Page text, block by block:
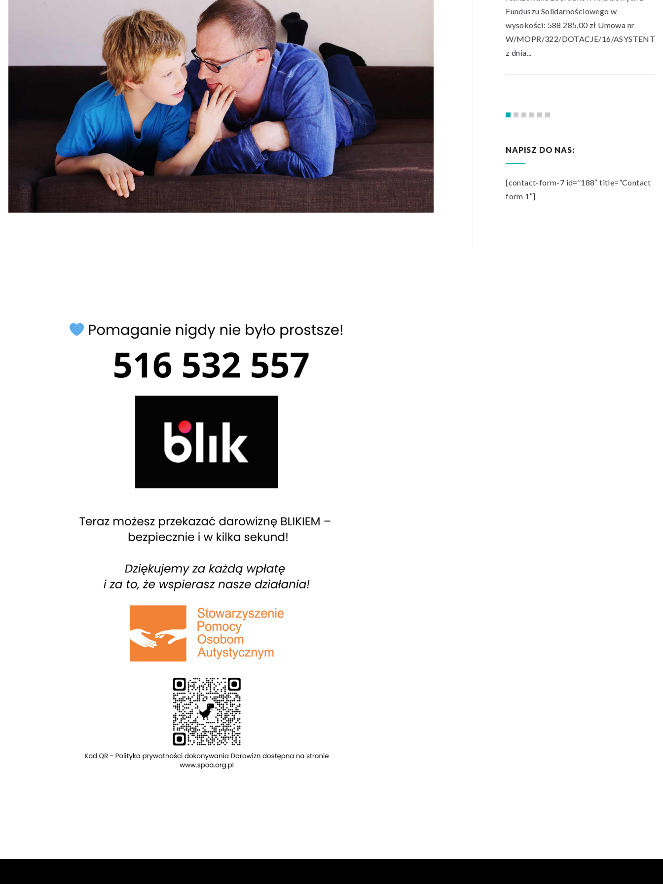
poszczególnych potrzeb wynikających z
rodzaju schorzenia – autyzmu”. Czas
realizacji zadania publicznego
01.01.2026 – 31.12.2026r. Kwota
dofinansowania przez...
Niepełnosprawnych realizowany jest w
terminie od 1 kwietnia 2025 r. do 31
marca 2028 r. w ramach konkursu numer
1/2024 pn. „Wspieramy aktywność”....
zadania publicznego: 1 kwiecień 2026 do
30 marzec 2029 Celem...
Funduszu Solidarnościowego w
wysokości: 588 285,00 zł Umowa nr
W/MOPR/322/DOTACJE/16/ASYSTENT
z dnia...
NAPISZ DO NAS:
[contact-form-7 id=”188″ title=”Contact
form 1″]